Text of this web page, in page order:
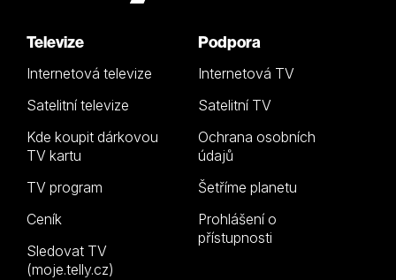
Televize
Internetová televize
Satelitní televize
Kde koupit dárkovou
TV kartu
TV program
Ceník
Sledovat TV
(moje.telly.cz)
Podpora
Internetová TV
Satelitní TV
Ochrana osobních
údajů
Šetříme planetu
Prohlášení o
přístupnosti